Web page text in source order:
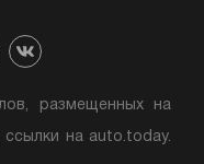
размещенных на
ссылки на auto.today.